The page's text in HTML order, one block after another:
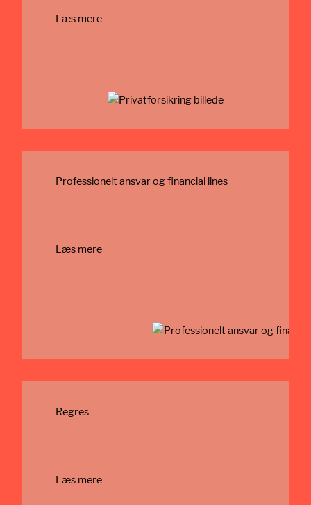
Læs mere
Professionelt ansvar og financial lines
Læs mere
Regres
Læs mere